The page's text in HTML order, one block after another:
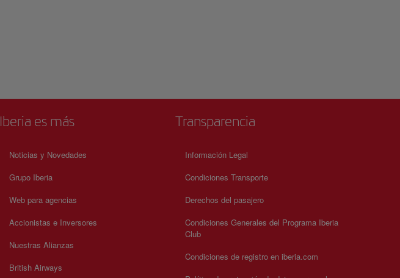
Iberia es más
Noticias y Novedades
Grupo Iberia
Web para agencias
Accionistas e Inversores
Nuestras Alianzas
British Airways
Transparencia
Información Legal
Condiciones Transporte
Derechos del pasajero
Condiciones Generales del Programa Iberia
Club
Condiciones de registro en iberia.com